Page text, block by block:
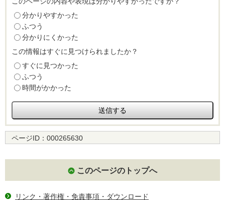
分かりやすかった
ふつう
分かりにくかった
この情報はすぐに見つけられましたか？
すぐに見つかった
ふつう
時間がかかった
ページID： 000265630
このページのトップへ
リンク・著作権・免責事項・ダウンロード